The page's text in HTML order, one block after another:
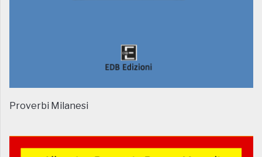
Proverbi Milanesi